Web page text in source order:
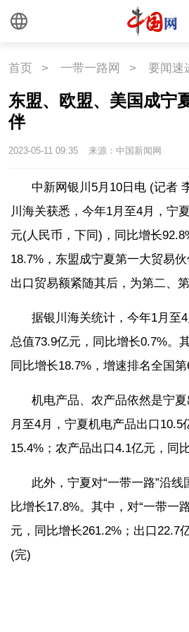
旅游
悦读 民藏
中国瓷
国情
国情 助残
海洋 草原
联盟 心理
首页 > 一带一路网 > 要闻速
东盟、欧盟、美国成宁
伴
2023-05-11 09:35 来源：中国新闻网
中新网银川5月10日电 (记者
川海关获悉，今年1月至4月，宁
元(人民币，下同)，同比增长
18.7%，东盟成宁夏第一大贸易
出口贸易额紧随其后，为第二、
据银川海关统计，今年1月至
总值73.9亿元，同比增长0.7%。
同比增长18.7%，增速排名全国第
机电产品、农产品依然是宁
月至4月，宁夏机电产品出口10.5
15.4%；农产品出口4.1亿元，同
此外，宁夏对“一带一路”沿
比增长17.8%。其中，对“一带一
元，同比增长261.2%；出口22.7
(完)